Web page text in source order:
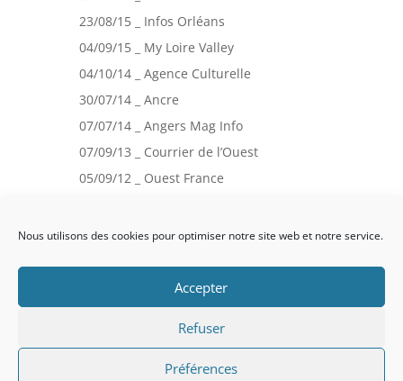
Nous utilisons des cookies pour optimiser notre site web et notre service.
Accepter
Refuser
Préférences
23/08/15 _ Infos Orléans
04/09/15 _ My Loire Valley
04/10/14 _ Agence Culturelle
30/07/14 _ Ancre
07/07/14 _ Angers Mag Info
07/09/13 _ Courrier de l’Ouest
05/09/12 _ Ouest France
Politique de confidentialité
Mentions légales
Conditions Générales de vente